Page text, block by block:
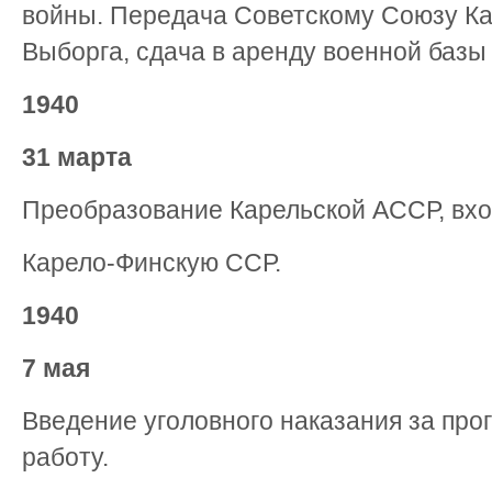
войны. Передача Советскому Союзу
Выборга, сдача в аренду военной
1940
31 марта
Преобразование Карельской АССР,
Карело-Финскую ССР.
1940
7 мая
Введение уголовного наказания за
работу.